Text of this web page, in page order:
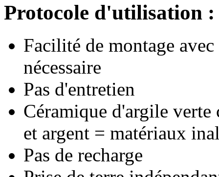
Protocole d'utilisation :
Facilité de montage
nécessaire
Pas d'entretien
Céramique d'argile verte
et argent = matériaux
Pas de recharge